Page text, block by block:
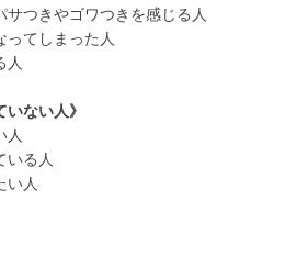
サつきやゴワつきを感じる人
ってしまった人
人
いない人》
人
いる人
い人